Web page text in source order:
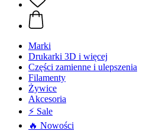
Marki
Drukarki 3D i więcej
Części zamienne i ulepszenia
Filamenty
Żywice
Akcesoria
⚡ Sale
🔥 Nowości